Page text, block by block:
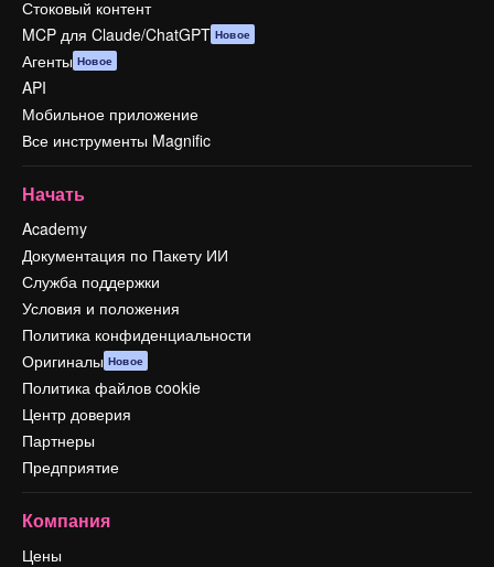
Стоковый контент
MCP для Claude/ChatGPT Новое
Агенты Новое
API
Мобильное приложение
Все инструменты Magnific
Начать
Academy
Документация по Пакету ИИ
Служба поддержки
Условия и положения
Политика конфиденциальности
Оригиналы Новое
Политика файлов cookie
Центр доверия
Партнеры
Предприятие
Компания
Цены